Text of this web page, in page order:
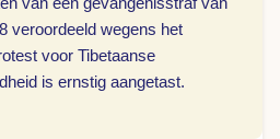
veroordeeld wegens het
voor Tibetaanse
is ernstig aangetast.